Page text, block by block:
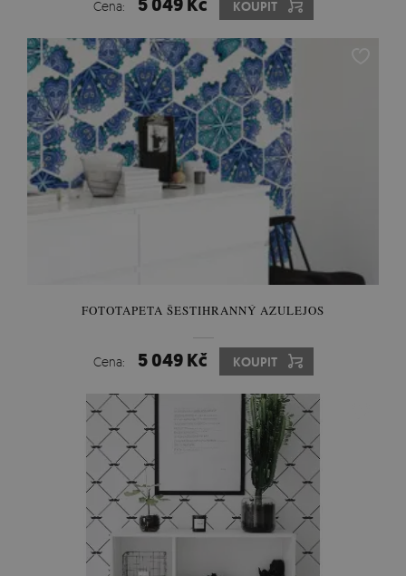
Cena: 5 049 Kč KOUPIT
FOTOTAPETA ŠESTIHRANNÝ AZULEJOS
Cena: 5 049 Kč KOUPIT